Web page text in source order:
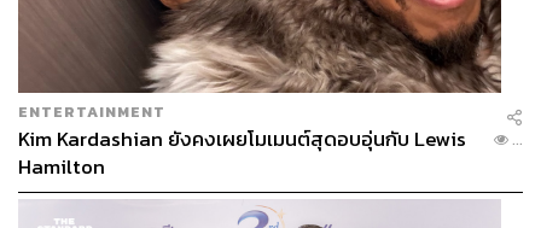
ENTERTAINMENT
Kim Kardashian ยังคงเผยโมเมนต์สุดอบอุ่นกับ Lewis
Hamilton
...